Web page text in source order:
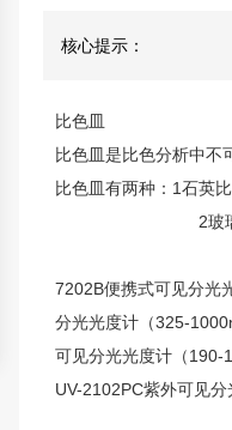
核心提示：
比色皿
比色皿是比色分析中不
比色皿有两种：1石英
2玻璃比色皿
7202B便携式可见分光
分光光度计 （325-
可见分光光度计 （
UV-2102PC紫外可见